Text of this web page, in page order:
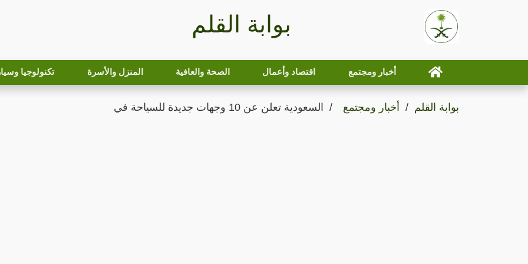
بوابة القلم
أخبار ومجتمع اقتصاد وأعمال الصحة والعافية المنزل والأسرة تكنولوجيا
بوابة القلم أخبار ومجتمع السعودية تعلن عن 10 وجهات جديدة للسياحة في